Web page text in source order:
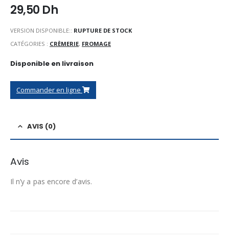
29,50 Dh
VERSION DISPONIBLE:: RUPTURE DE STOCK
CATÉGORIES : CRÈMERIE, FROMAGE
Disponible en livraison
Commander en ligne
AVIS (0)
Avis
Il n’y a pas encore d’avis.